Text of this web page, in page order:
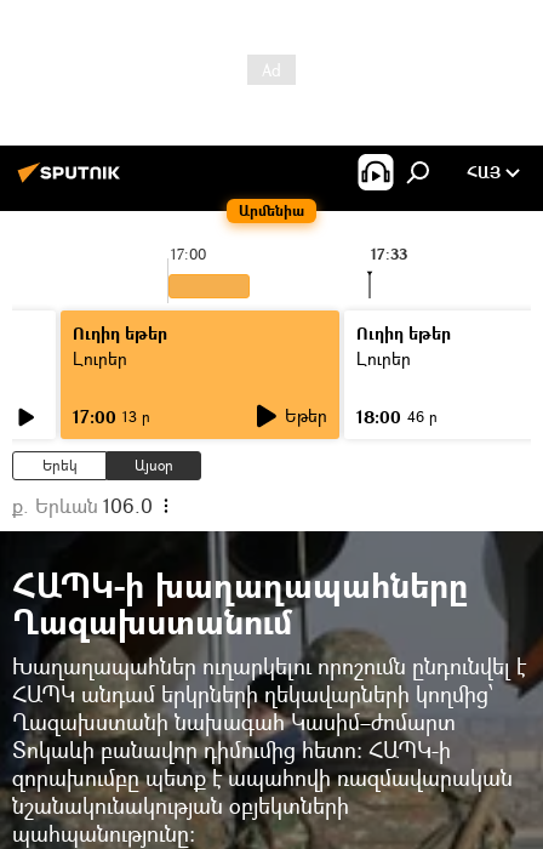
Արմենիա
ՀԱՅ
17:00 17:33
Ուղիղ եթեր
Լուրեր
17:00 13 ր Եթեր
Ուղիղ եթեր
Լուրեր
18:00 46 ր
Երեկ Այսօր
ք. Երևան 106.0
ՀԱՊԿ-ի խաղաղապահները
Ղազախստանում
Խաղաղապահներ ուղարկելու որոշումն ընդունվել է
ՀԱՊԿ անդամ երկրների ղեկավարների կողմից՝
Ղազախստանի նախագահ Կասիմ–ժոմարտ
Տոկաևի բանավոր դիմումից հետո։ ՀԱՊԿ-ի
զորախումբը պետք է ապահովի ռազմավարական
նշանակունակության օբյեկտների
պահպանությունը։